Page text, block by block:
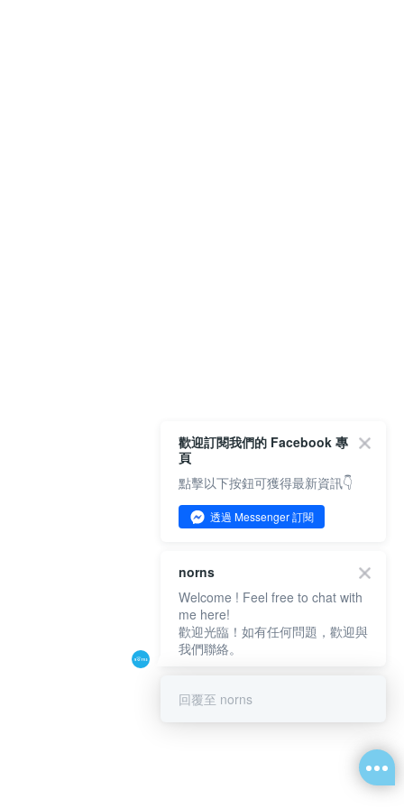
歡迎訂閱我們的 Facebook 專
頁
點擊以下按鈕可獲得最新資訊👇
透過 Messenger 訂閱
norns
Welcome ! Feel free to chat with
me here!
歡迎光臨！如有任何問題，歡迎與
我們聯絡。
回覆至 norns